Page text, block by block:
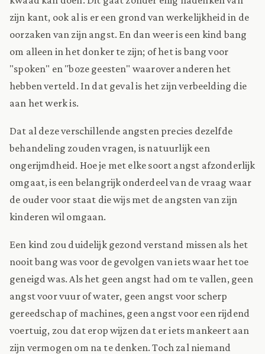
zijn kant, ook al is er een grond van werkelijkheid in de
oorzaken van zijn angst. En dan weer is een kind bang
om alleen in het donker te zijn; of het is bang voor
"spoken" en "boze geesten" waarover anderen het
hebben verteld. In dat geval is het zijn verbeelding die
aan het werk is.
Dat al deze verschillende angsten precies dezelfde
behandeling zouden vragen, is natuurlijk een
ongerijmdheid. Hoe je met elke soort angst afzonderlijk
omgaat, is een belangrijk onderdeel van de vraag waar
de ouder voor staat die wijs met de angsten van zijn
kinderen wil omgaan.
Een kind zou duidelijk gezond verstand missen als het
nooit bang was voor de gevolgen van iets waar het toe
geneigd was. Als het geen angst had om te vallen, geen
angst voor vuur of water, geen angst voor scherp
gereedschap of machines, geen angst voor een rijdend
voertuig, zou dat erop wijzen dat er iets mankeert aan
zijn vermogen om na te denken. Toch zal niemand